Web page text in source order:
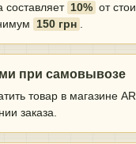
составляет 10% от
150 грн
при самовывозе
товар в магазине
заказа.